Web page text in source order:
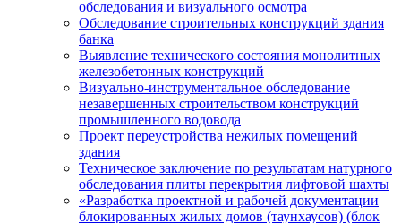
обследования и визуального осмотра
Обследование строительных конструкций здания
банка
Выявление технического состояния монолитных
железобетонных конструкций
Визуально-инструментальное обследование
незавершенных строительством конструкций
промышленного водовода
Проект переустройства нежилых помещений
здания
Техническое заключение по результатам натурного
обследования плиты перекрытия лифтовой шахты
«Разработка проектной и рабочей документации
блокированных жилых домов (таунхаусов) (блок